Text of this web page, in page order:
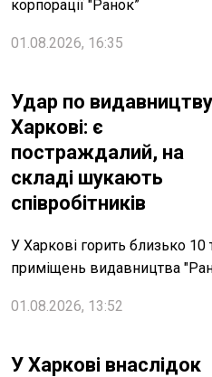
корпорації "Ранок”
01.08.2026, 16:35
Удар по
Харкові: є
постраждалий, на
складі шукають
співробітників
У Харкові горить близько 10
приміщень видавництва
01.08.2026, 13:52
У Харкові внаслідок